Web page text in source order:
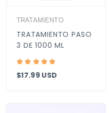
TRATAMIENTO
TRATAMIENTO PASO
3 DE 1000 ML
$17.99 USD